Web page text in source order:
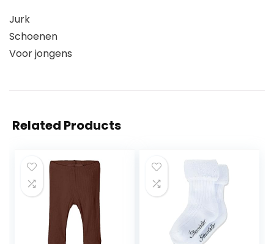
Jurk
Schoenen
Voor jongens
Related Products